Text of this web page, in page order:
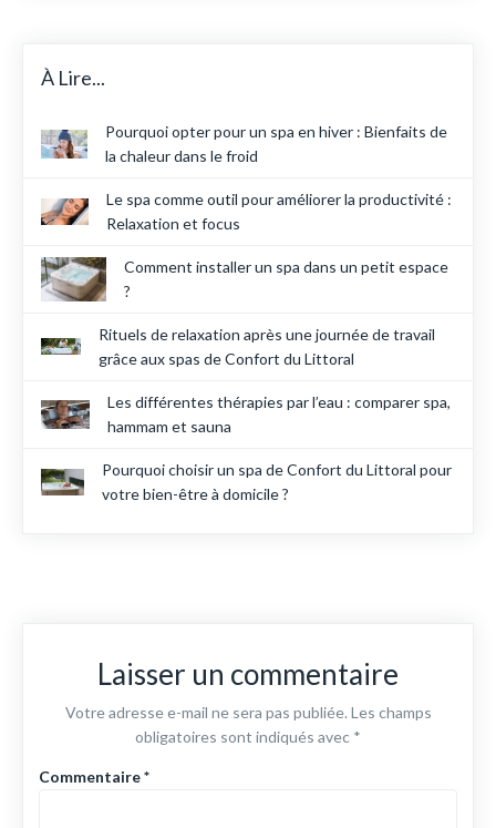
À Lire...
Pourquoi opter pour un spa en hiver : Bienfaits de
la chaleur dans le froid
Le spa comme outil pour améliorer la productivité :
Relaxation et focus
Comment installer un spa dans un petit espace
?
Rituels de relaxation après une journée de travail
grâce aux spas de Confort du Littoral
Les différentes thérapies par l’eau : comparer spa,
hammam et sauna
Pourquoi choisir un spa de Confort du Littoral pour
votre bien-être à domicile ?
Laisser un commentaire
Votre adresse e-mail ne sera pas publiée. Les champs
obligatoires sont indiqués avec *
Commentaire*